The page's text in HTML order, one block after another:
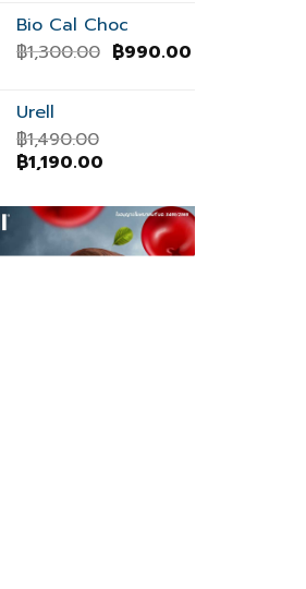
was:
฿1,800.00.
is:
฿1,590.00.
Bio Cal Choc
฿1,300.00 Original
฿990.00Current
Urell
฿1,490.00
Original
was:
฿1,490.00.
฿1,190.00
is:
฿1,190.00.